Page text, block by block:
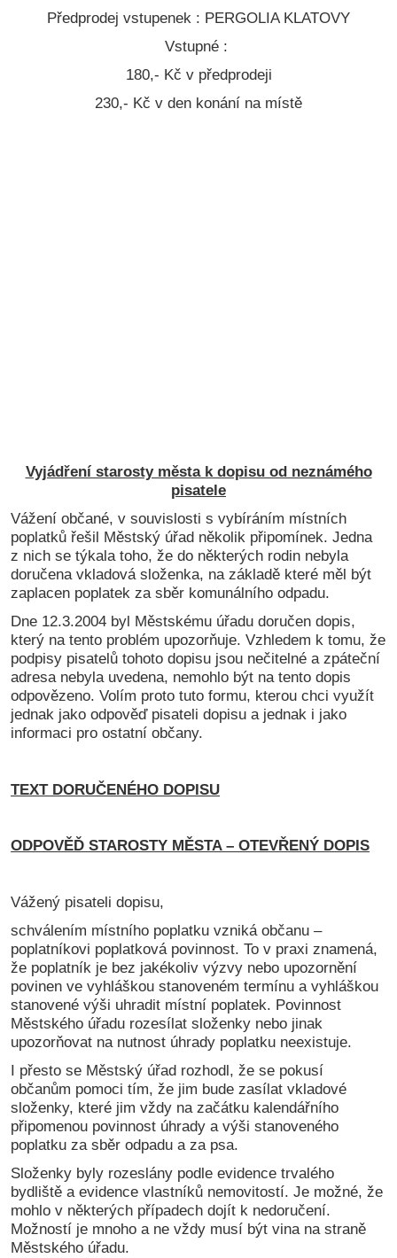
Předprodej vstupenek : PERGOLIA KLATOVY
Vstupné :
180,- Kč v předprodeji
230,- Kč v den konání na místě
Vyjádření starosty města k dopisu od neznámého
pisatele
Vážení občané, v souvislosti s vybíráním místních
poplatků řešil Městský úřad několik připomínek. Jedna
z nich se týkala toho, že do některých rodin nebyla
doručena vkladová složenka, na základě které měl být
zaplacen poplatek za sběr komunálního odpadu.
Dne 12.3.2004 byl Městskému úřadu doručen dopis,
který na tento problém upozorňuje. Vzhledem k tomu, že
podpisy pisatelů tohoto dopisu jsou nečitelné a zpáteční
adresa nebyla uvedena, nemohlo být na tento dopis
odpovězeno. Volím proto tuto formu, kterou chci využít
jednak jako odpověď pisateli dopisu a jednak i jako
informaci pro ostatní občany.
TEXT DORUČENÉHO DOPISU
ODPOVĚĎ STAROSTY MĚSTA – OTEVŘENÝ DOPIS
Vážený pisateli dopisu,
schválením místního poplatku vzniká občanu –
poplatníkovi poplatková povinnost. To v praxi znamená,
že poplatník je bez jakékoliv výzvy nebo upozornění
povinen ve vyhláškou stanoveném termínu a vyhláškou
stanovené výši uhradit místní poplatek. Povinnost
Městského úřadu rozesílat složenky nebo jinak
upozorňovat na nutnost úhrady poplatku neexistuje.
I přesto se Městský úřad rozhodl, že se pokusí
občanům pomoci tím, že jim bude zasílat vkladové
složenky, které jim vždy na začátku kalendářního
připomenou povinnost úhrady a výši stanoveného
poplatku za sběr odpadu a za psa.
Složenky byly rozeslány podle evidence trvalého
bydliště a evidence vlastníků nemovitostí. Je možné, že
mohlo v některých případech dojít k nedoručení.
Možností je mnoho a ne vždy musí být vina na straně
Městského úřadu.